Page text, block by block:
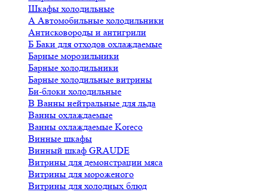
Шкафы холодильные
А Автомобильные холодильники
Антисковороды и антигрили
Б Баки для отходов охлаждаемые
Барные морозильники
Барные холодильники
Барные холодильные витрины
Би-блоки холодильные
В Ванны нейтральные для льда
Ванны охлаждаемые
Ванны охлаждаемые Koreco
Винные шкафы
Винный шкаф GRAUDE
Витрины для демонстрации мяса
Витрины для мороженого
Витрины для холодных блюд